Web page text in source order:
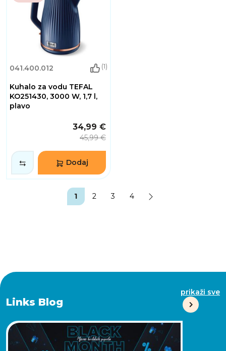
041.400.012 (1)
Kuhalo za vodu TEFAL
KO251430, 3000 W, 1,7 l,
plavo
34,99 €
45,99 €
Dodaj
1 2 3 4
Links Blog
prikaži sve